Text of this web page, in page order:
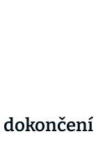
dokončení